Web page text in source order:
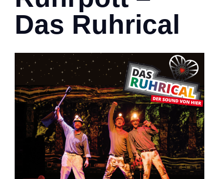
Das Ruhrical